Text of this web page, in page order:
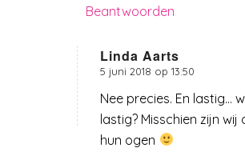
Beantwoorden
Linda Aarts
zegt:
5 juni 2018 op 13:50
Nee precies. En lastig…
lastig? Misschien zijn wij
hun ogen